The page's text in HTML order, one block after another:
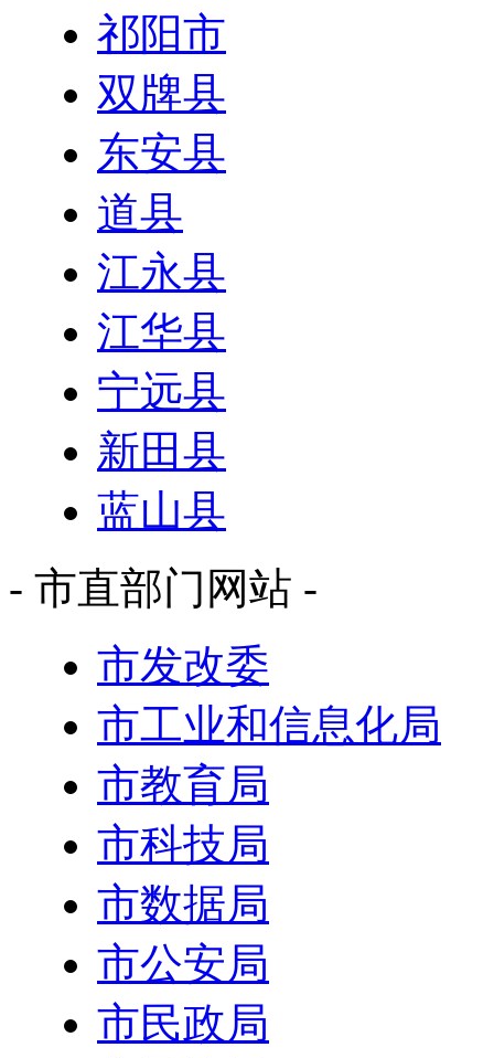
祁阳市
双牌县
东安县
道县
江永县
江华县
宁远县
新田县
蓝山县
- 市直部门网站 -
市发改委
市工业和信息化局
市教育局
市科技局
市数据局
市公安局
市民政局